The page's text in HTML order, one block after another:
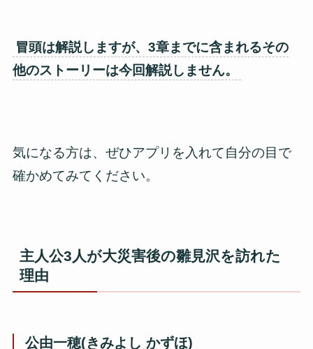
冒頭は解説しますが、3章までに含まれるその
他のストーリーは今回解説しません。
気になる方は、ぜひアプリを入れて自分の目で
確かめてみてください。
主人公3人が大災害後の雛見沢を訪れた
理由
公由一穂(きみよし かずほ)